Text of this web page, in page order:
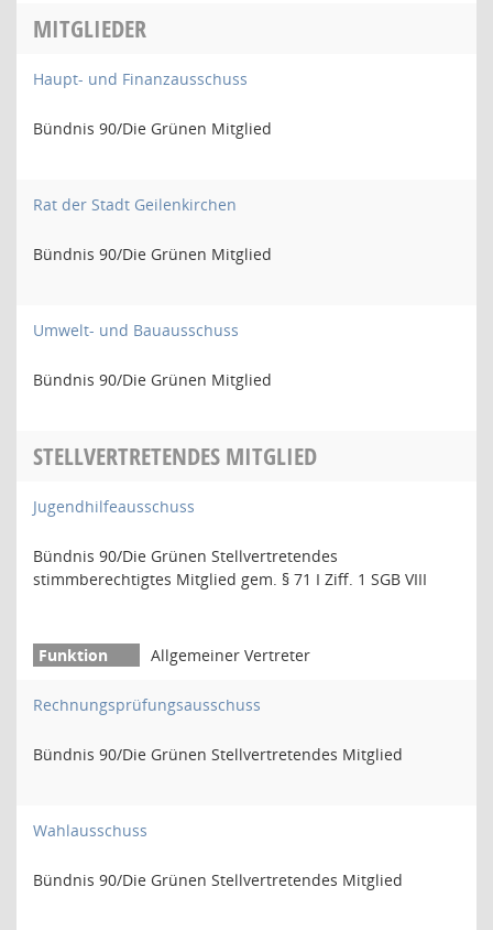
MITGLIEDER
Haupt- und Finanzausschuss
Bündnis 90/Die Grünen Mitglied
Rat der Stadt Geilenkirchen
Bündnis 90/Die Grünen Mitglied
Umwelt- und Bauausschuss
Bündnis 90/Die Grünen Mitglied
STELLVERTRETENDES MITGLIED
Jugendhilfeausschuss
Bündnis 90/Die Grünen Stellvertretendes
stimmberechtigtes Mitglied gem. § 71 I Ziff. 1 SGB VIII
Allgemeiner Vertreter
Rechnungsprüfungsausschuss
Bündnis 90/Die Grünen Stellvertretendes Mitglied
Wahlausschuss
Bündnis 90/Die Grünen Stellvertretendes Mitglied